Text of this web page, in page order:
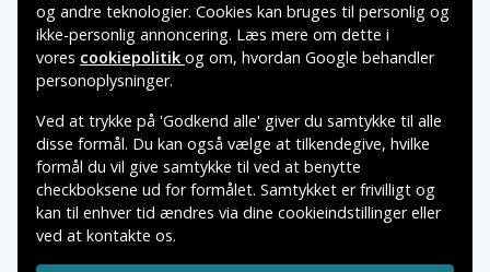
Betalingsmuligheder
Leveringsmuligheder
Copyright © 2026, Spares Nordic AB
VAREMÆRKER NÆVNT PÅ DETTE WEB TILHØRER DE
og andre teknologier. Cookies kan bruges til personlig og
ikke-personlig annoncering. Læs mere om dette i
vores cookiepolitik og om, hvordan Google behandler
personoplysninger.
Ved at trykke på 'Godkend alle' giver du samtykke til alle
disse formål. Du kan også vælge at tilkendegive, hvilke
formål du vil give samtykke til ved at benytte
checkboksene ud for formålet. Samtykket er frivilligt og
kan til enhver tid ændres via dine cookieindstillinger eller
ved at kontakte os.